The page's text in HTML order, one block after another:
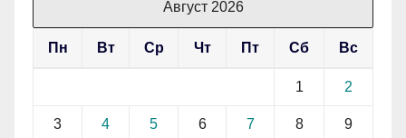
Август 2026
Пн Вт Ср Чт Пт Сб Вс
1 2
3 4 5 6 7 8 9